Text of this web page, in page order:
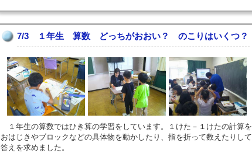
7/3 １年生 算数 どっちがおおい？ のこりはいくつ？
１年生の算数ではひき算の学習をしています。１けた－１けたの計算を
おはじきやブロックなどの具体物を動かしたり、指を折って数えたりして
答えを求めました。